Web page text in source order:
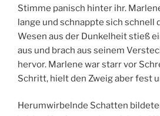
Stimme panisch hinter ihr.
lange und schnappte sich schnell
Wesen aus der Dunkelheit stieß
aus und brach aus seinem
hervor. Marlene war starr vor
Schritt, hielt den Zweig aber fest
Herumwirbelnde Schatten